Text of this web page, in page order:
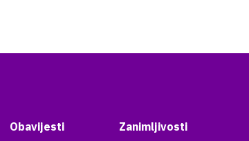
Obavijesti
Zanimljivosti